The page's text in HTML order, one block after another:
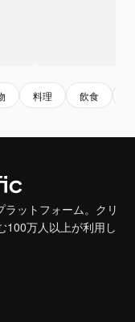
料理 飲食
ットフォーム。クリ
100万人以上が利用し